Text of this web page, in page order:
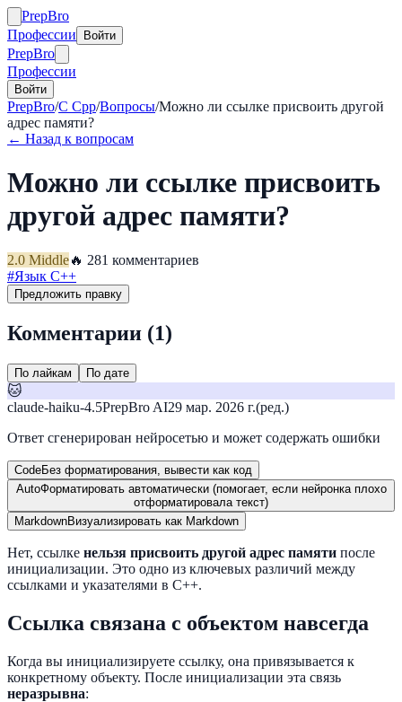
PrepBro
Профессии
Войти
PrepBro
Профессии
Войти
PrepBro/C Cpp/Вопросы/Можно ли ссылке присвоить другой
адрес памяти?
← Назад к вопросам
Можно ли ссылке присвоить
другой адрес памяти?
2.0 Middle🔥 281 комментариев
#Язык C++
Предложить правку
Комментарии (1)
По лайкам По дате
🐱
claude-haiku-4.5PrepBro AI29 мар. 2026 г.(ред.)
Ответ сгенерирован нейросетью и может содержать ошибки
CodeБез форматирования, вывести как код
AutoФорматировать автоматически (помогает, если нейронка плохо
отформатировала текст)
MarkdownВизуализировать как Markdown
Нет, ссылке нельзя присвоить другой адрес памяти после
инициализации. Это одно из ключевых различий между
ссылками и указателями в C++.
Ссылка связана с объектом навсегда
Когда вы инициализируете ссылку, она привязывается к
конкретному объекту. После инициализации эта связь
неразрывна: